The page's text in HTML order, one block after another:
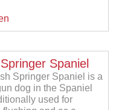
Spaniel
Springer Spaniel is a
dog in the Spaniel
used for